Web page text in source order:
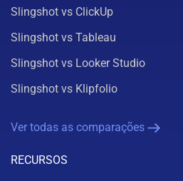
Slingshot vs ClickUp
Slingshot vs Tableau
Slingshot vs Looker Studio
Slingshot vs Klipfolio
Ver todas as comparações
RECURSOS